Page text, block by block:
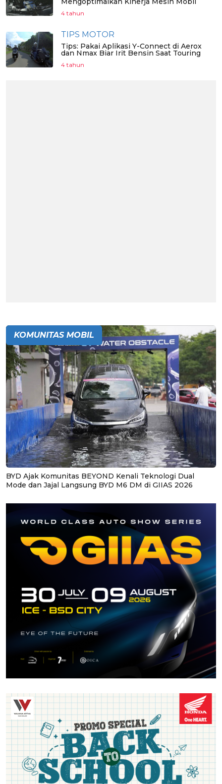
4 tahun
TIPS MOTOR
Tips: Pakai Aplikasi Y-Connect di Aerox
dan Nmax Biar Irit Bensin Saat Touring
4 tahun
KOMUNITAS MOBIL
BYD Ajak Komunitas BEYOND Kenali Teknologi Dual
Mode dan Jajal Langsung BYD M6 DM di GIIAS 2026